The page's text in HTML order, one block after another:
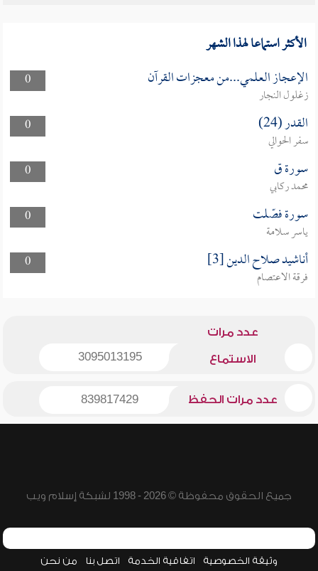
الأكثر استماعا لهذا الشهر
0 الإعجاز العلمي...من معجزات القرآن
زغلول النجار
0
القدر (24)
سفر الحوالي
0
سورة ق
محمد ركابي
0
سورة فصّلت
ياسر سلامة
0
أناشيد صلاح الدين [3]
فرقة الاعتصام
عدد مرات
الاستماع 3095013195
عدد مرات الحفظ 839817429
جميع الحقوق محفوظة © 2026 - 1998 لشبكة إسلام ويب
وثيقة الخصوصية اتفاقية الخدمة اتصل بنا من نحن